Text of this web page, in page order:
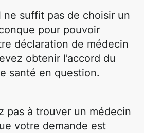
ne suffit pas de choisir un
pour pouvoir
déclaration de médecin
obtenir l’accord du
santé en question.
pas à trouver un médecin
votre demande est